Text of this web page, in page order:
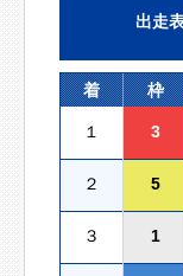
出走
着 枠
１ 3
２ 5
３ 1